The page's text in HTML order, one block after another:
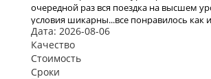
очередной раз вся поездка на высшем
условия шикарны...все понравилось как и
Дата: 2026-08-06
Качество
Стоимость
Сроки